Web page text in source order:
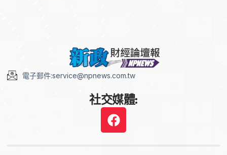
電子郵件:service@npnews.com.tw
社交媒體: